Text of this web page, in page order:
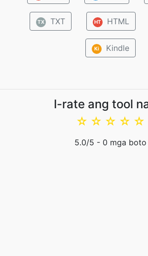
TX TXT HT HTML
Ki Kindle
I-rate ang tool
☆
☆
☆
☆
☆
5.0/5 - 0 mga boto